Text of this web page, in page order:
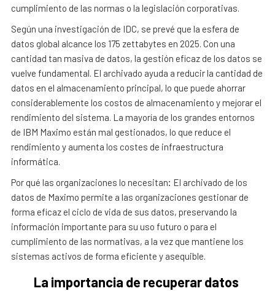
cumplimiento de las normas o la legislación corporativas.
Según una investigación de IDC, se prevé que la esfera de
datos global alcance los 175 zettabytes en 2025. Con una
cantidad tan masiva de datos, la gestión eficaz de los datos se
vuelve fundamental. El archivado ayuda a reducir la cantidad de
datos en el almacenamiento principal, lo que puede ahorrar
considerablemente los costos de almacenamiento y mejorar el
rendimiento del sistema. La mayoría de los grandes entornos
de IBM Maximo están mal gestionados, lo que reduce el
rendimiento y aumenta los costes de infraestructura
informática.
Por qué las organizaciones lo necesitan: El archivado de los
datos de Maximo permite a las organizaciones gestionar de
forma eficaz el ciclo de vida de sus datos, preservando la
información importante para su uso futuro o para el
cumplimiento de las normativas, a la vez que mantiene los
sistemas activos de forma eficiente y asequible.
La importancia de recuperar datos